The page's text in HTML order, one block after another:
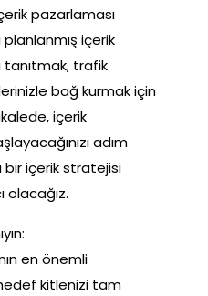
pazarlaması
içerik
tanıtmak, trafik
bağ kurmak için
içerik
adım
bir içerik stratejisi
olacağız.
en önemli
kitlenizi tam